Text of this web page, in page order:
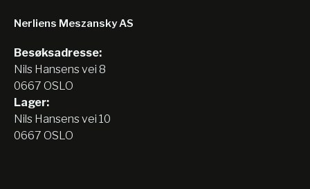
Nerliens Meszansky AS
Besøksadresse:
Nils Hansens vei 8
0667 OSLO
Lager:
Nils Hansens vei 10
0667 OSLO